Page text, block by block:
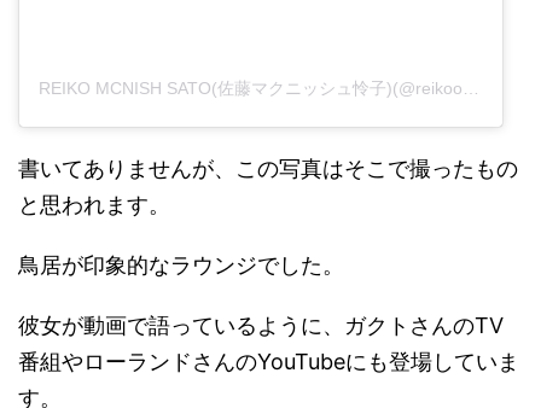
書いてありませんが、この写真はそこで撮ったもの
と思われます。
鳥居が印象的なラウンジでした。
彼女が動画で語っているように、ガクトさんのTV
番組やローランドさんのYouTubeにも登場していま
す。